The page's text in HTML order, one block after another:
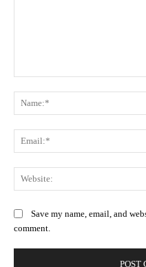
Save my name, email, and
comment.